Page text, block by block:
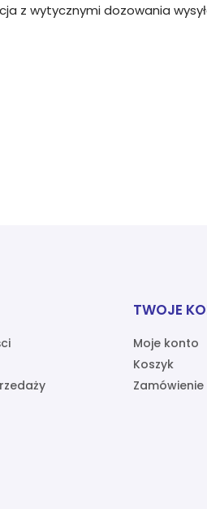
z wytycznymi dozowania
TWOJE
Moje konto
Koszyk
Zamówienie